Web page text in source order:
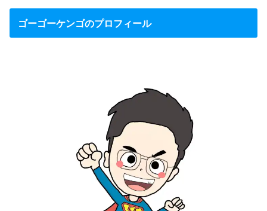
ゴーゴーケンゴのプロフィール